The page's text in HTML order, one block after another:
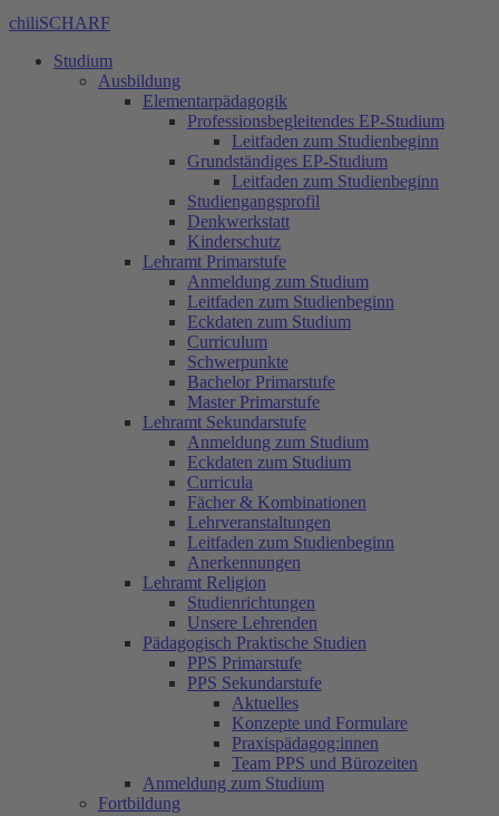
chiliSCHARF
Studium
Ausbildung
Elementarpädagogik
Professionsbegleitendes EP-Studium
Leitfaden zum Studienbeginn
Grundständiges EP-Studium
Leitfaden zum Studienbeginn
Studiengangsprofil
Denkwerkstatt
Kinderschutz
Lehramt Primarstufe
Anmeldung zum Studium
Leitfaden zum Studienbeginn
Eckdaten zum Studium
Curriculum
Schwerpunkte
Bachelor Primarstufe
Master Primarstufe
Lehramt Sekundarstufe
Anmeldung zum Studium
Eckdaten zum Studium
Curricula
Fächer & Kombinationen
Lehrveranstaltungen
Leitfaden zum Studienbeginn
Anerkennungen
Lehramt Religion
Studienrichtungen
Unsere Lehrenden
Pädagogisch Praktische Studien
PPS Primarstufe
PPS Sekundarstufe
Aktuelles
Konzepte und Formulare
Praxispädagog:innen
Team PPS und Bürozeiten
Anmeldung zum Studium
Fortbildung